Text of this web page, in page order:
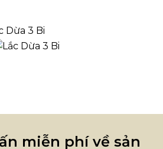
miễn phí về sản